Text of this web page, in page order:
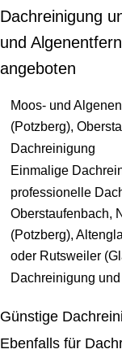
Dachreinigung
und
angeboten
Moos- und
(Potzberg),
Dachreinigung
Einmalige
professionelle
Oberstaufenbach,
(Potzberg),
oder Rutsweiler
Dachreinigung
Günstige
Ebenfalls für